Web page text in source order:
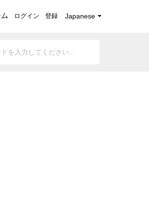
Japanese
ログイン 登録